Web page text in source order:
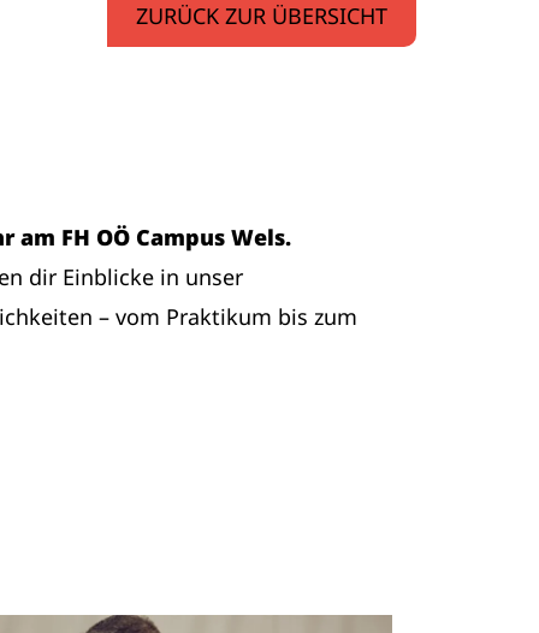
ZURÜCK ZUR ÜBERSICHT
am FH OÖ Campus Wels.
dir Einblicke in unser
– vom Praktikum bis zum